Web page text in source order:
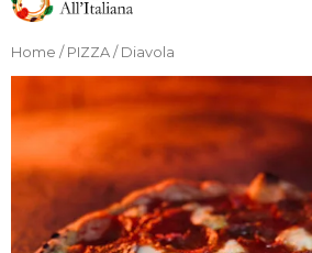
Home / PIZZA / Diavola